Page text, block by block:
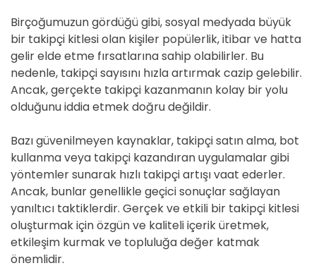
Birçoğumuzun gördüğü gibi, sosyal medyada büyük
bir takipçi kitlesi olan kişiler popülerlik, itibar ve hatta
gelir elde etme fırsatlarına sahip olabilirler. Bu
nedenle, takipçi sayısını hızla artırmak cazip gelebilir.
Ancak, gerçekte takipçi kazanmanın kolay bir yolu
olduğunu iddia etmek doğru değildir.
Bazı güvenilmeyen kaynaklar, takipçi satın alma, bot
kullanma veya takipçi kazandıran uygulamalar gibi
yöntemler sunarak hızlı takipçi artışı vaat ederler.
Ancak, bunlar genellikle geçici sonuçlar sağlayan
yanıltıcı taktiklerdir. Gerçek ve etkili bir takipçi kitlesi
oluşturmak için özgün ve kaliteli içerik üretmek,
etkileşim kurmak ve topluluğa değer katmak
önemlidir.